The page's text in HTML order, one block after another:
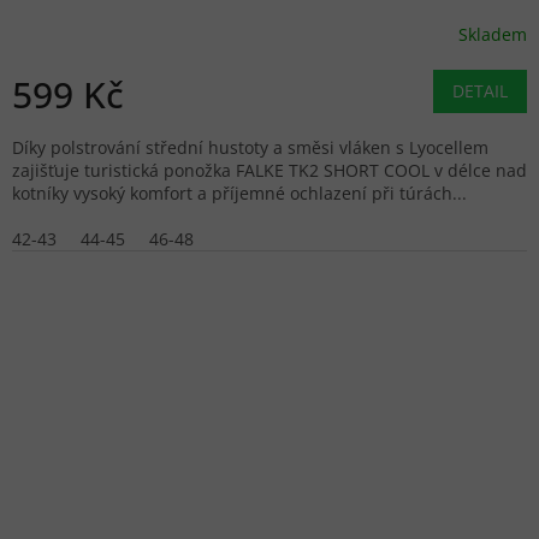
Skladem
599 Kč DETAIL
Díky polstrování střední hustoty a směsi vláken s Lyocellem
zajišťuje turistická ponožka FALKE TK2 SHORT COOL v délce nad
kotníky vysoký komfort a příjemné ochlazení při túrách...
42-43
44-45 46-48